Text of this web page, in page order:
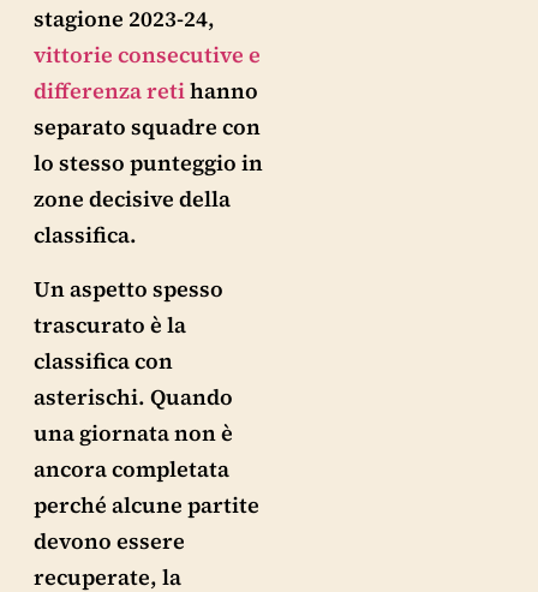
stagione 2023-24,
vittorie consecutive e
differenza retihanno
separato squadre con
lo stesso punteggio in
zone decisive della
classifica.
Un aspetto spesso
trascurato è la
classifica con
asterischi. Quando
una giornata non è
ancora completata
perché alcune partite
devono essere
recuperate, la